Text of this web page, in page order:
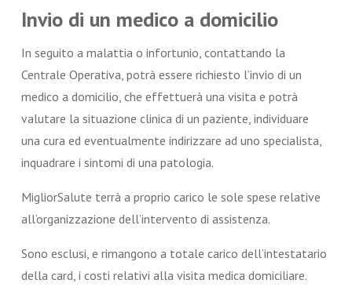
Invio di un medico a domicilio
In seguito a malattia o infortunio, contattando la
Centrale Operativa, potrà essere richiesto l’invio di un
medico a domicilio, che effettuerà una visita e potrà
valutare la situazione clinica di un paziente, individuare
una cura ed eventualmente indirizzare ad uno specialista,
inquadrare i sintomi di una patologia.
MigliorSalute terrà a proprio carico le sole spese relative
all’organizzazione dell’intervento di assistenza.
Sono esclusi, e rimangono a totale carico dell’intestatario
della card, i costi relativi alla visita medica domiciliare.